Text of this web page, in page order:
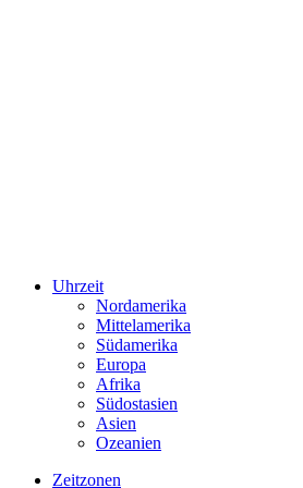
Uhrzeit
Nordamerika
Mittelamerika
Südamerika
Europa
Afrika
Südostasien
Asien
Ozeanien
Zeitzonen